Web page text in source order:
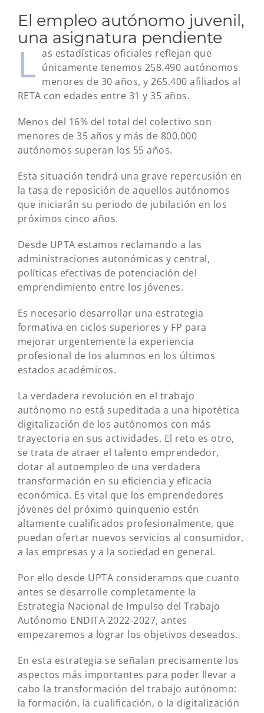
El empleo autónomo juvenil,
una asignatura pendiente
L as estadísticas oficiales reflejan que
únicamente tenemos 258.490 autónomos
menores de 30 años, y 265.400 afiliados al
RETA con edades entre 31 y 35 años.
Menos del 16% del total del colectivo son
menores de 35 años y más de 800.000
autónomos superan los 55 años.
Esta situación tendrá una grave repercusión en
la tasa de reposición de aquellos autónomos
que iniciarán su periodo de jubilación en los
próximos cinco años.
Desde UPTA estamos reclamando a las
administraciones autonómicas y central,
políticas efectivas de potenciación del
emprendimiento entre los jóvenes.
Es necesario desarrollar una estrategia
formativa en ciclos superiores y FP para
mejorar urgentemente la experiencia
profesional de los alumnos en los últimos
estados académicos.
La verdadera revolución en el trabajo
autónomo no está supeditada a una hipotética
digitalización de los autónomos con más
trayectoria en sus actividades. El reto es otro,
se trata de atraer el talento emprendedor,
dotar al autoempleo de una verdadera
transformación en su eficiencia y eficacia
económica. Es vital que los emprendedores
jóvenes del próximo quinquenio estén
altamente cualificados profesionalmente, que
puedan ofertar nuevos servicios al consumidor,
a las empresas y a la sociedad en general.
Por ello desde UPTA consideramos que cuanto
antes se desarrolle completamente la
Estrategia Nacional de Impulso del Trabajo
Autónomo ENDITA 2022-2027, antes
empezaremos a lograr los objetivos deseados.
En esta estrategia se señalan precisamente los
aspectos más importantes para poder llevar a
cabo la transformación del trabajo autónomo:
la formación, la cualificación, o la digitalización